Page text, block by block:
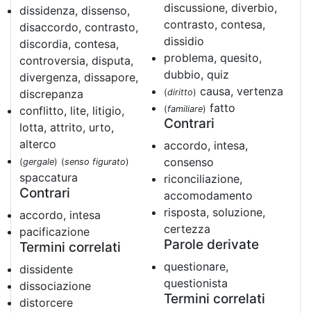
dissidenza, dissenso,
disaccordo, contrasto,
discordia, contesa,
controversia, disputa,
divergenza, dissapore,
discrepanza
conflitto, lite, litigio,
lotta, attrito, urto,
alterco
(gergale) (senso figurato)
spaccatura
Contrari
accordo, intesa
pacificazione
Termini correlati
dissidente
dissociazione
distorcere
discussione, diverbio,
contrasto, contesa,
dissidio
problema, quesito,
dubbio, quiz
(diritto) causa, vertenza
(familiare) fatto
Contrari
accordo, intesa,
consenso
riconciliazione,
accomodamento
risposta, soluzione,
certezza
Parole derivate
questionare,
questionista
Termini correlati